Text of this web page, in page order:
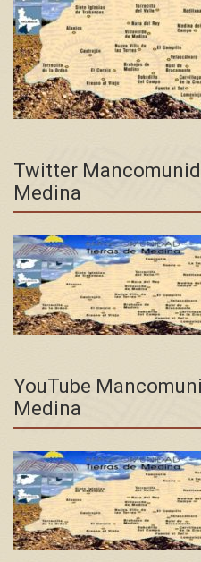
Twitter
Medina
YouTube
Medina